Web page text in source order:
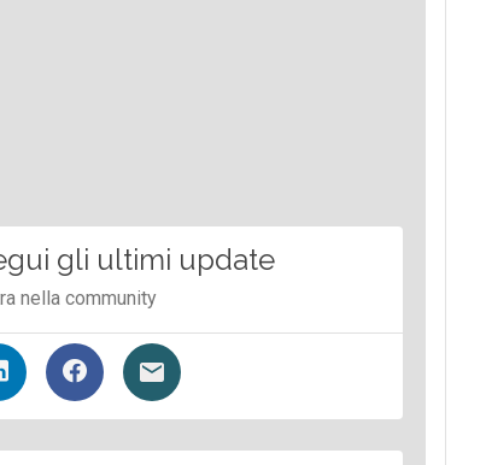
gli ultimi update
nella community